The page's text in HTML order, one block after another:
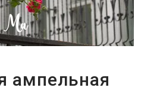
ампельная